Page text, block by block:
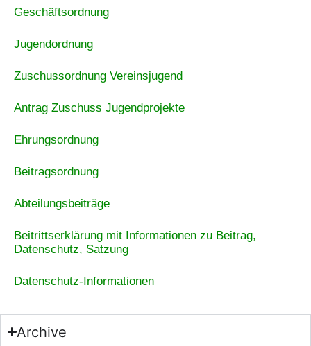
Geschäftsordnung
Jugendordnung
Zuschussordnung Vereinsjugend
Antrag Zuschuss Jugendprojekte
Ehrungsordnung
Beitragsordnung
Abteilungsbeiträge
Beitrittserklärung mit Informationen zu Beitrag,
Datenschutz, Satzung
Datenschutz-Informationen
Archive